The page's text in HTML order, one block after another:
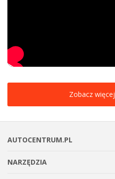
Zobacz więcej
AUTOCENTRUM.PL
NARZĘDZIA